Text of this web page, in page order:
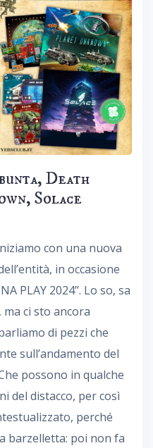
Death
Solace
con una nuova
in occasione
PLAY 2024’’. Lo so, sa
ci sto ancora
di pezzi che
sull’andamento del
possono in qualche
del distacco, per così
perché
barzelletta: poi non fa